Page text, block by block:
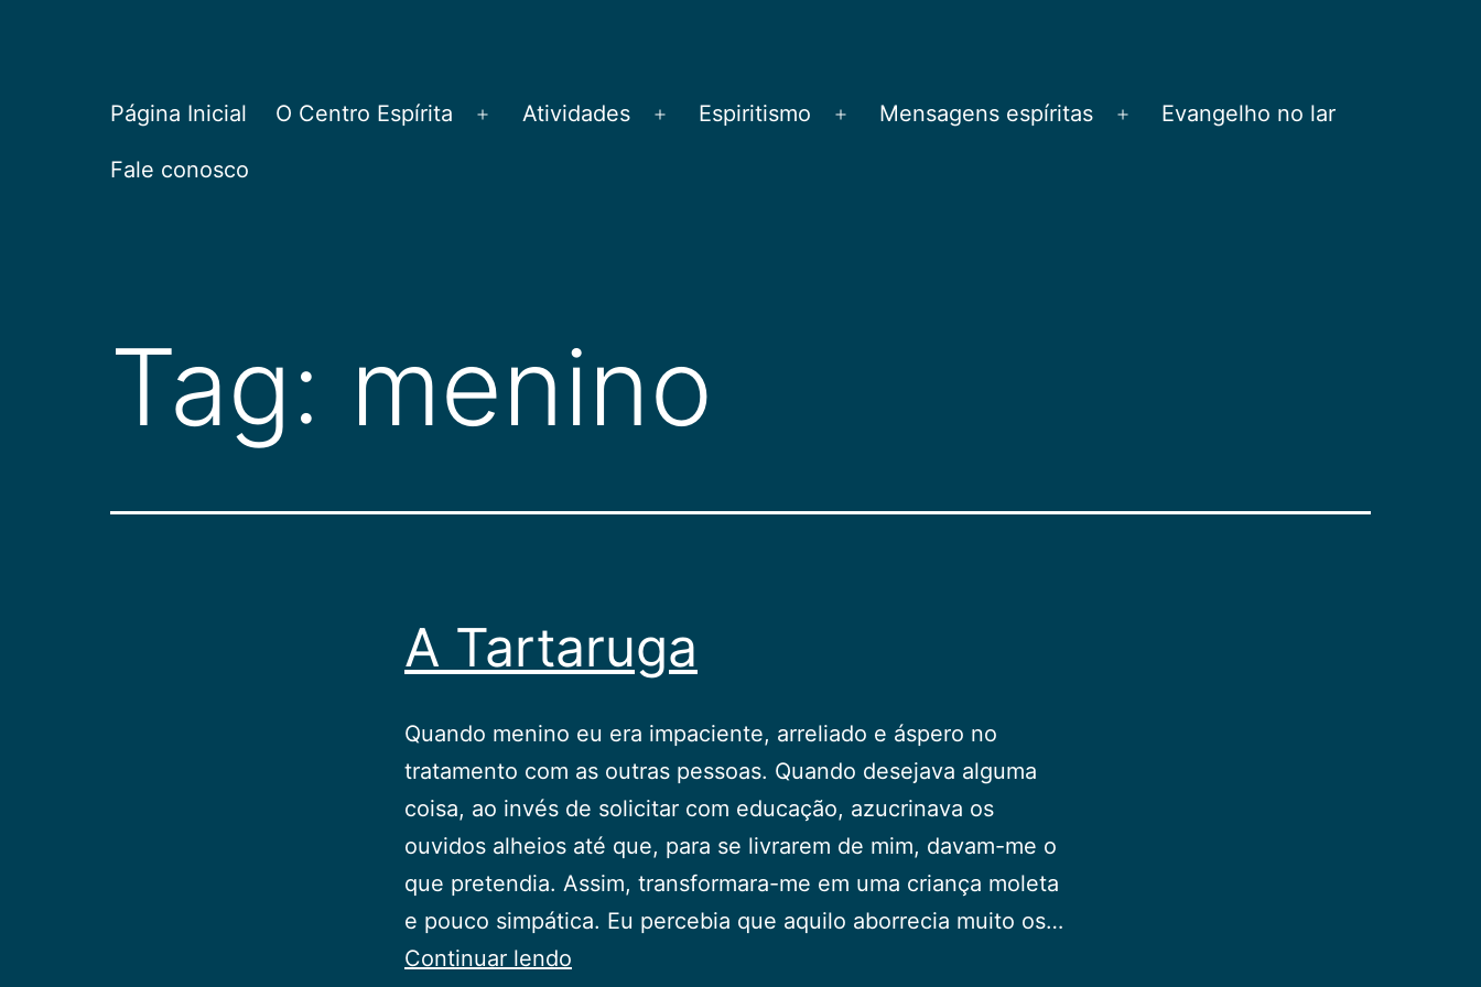
CEPAC
Página Inicial O Centro Espírita
Abrir
Atividades
Abrir
Espiritismo
Abrir
Mensagens espíritas
Abrir
Evangelho no lar
Fale conosco
Tag: menino
A Tartaruga
Quando menino eu era impaciente, arreliado e áspero no
tratamento com as outras pessoas. Quando desejava alguma
coisa, ao invés de solicitar com educação, azucrinava os
ouvidos alheios até que, para se livrarem de mim, davam-me o
que pretendia. Assim, transformara-me em uma criança moleta
e pouco simpática. Eu percebia que aquilo aborrecia muito os…
Continuar lendo